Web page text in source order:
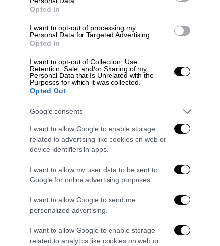
Opted In
I want to opt-out of processing my
Personal Data for Targeted Advertising.
Opted In
I want to opt-out of Collection, Use,
Retention, Sale, and/or Sharing of my
Personal Data that Is Unrelated with the
Purposes for which it was collected.
Opted Out
Google consents
I want to allow Google to enable storage
related to advertising like cookies on web or
device identifiers in apps.
I want to allow my user data to be sent to
Google for online advertising purposes.
I want to allow Google to send me
personalized advertising.
I want to allow Google to enable storage
related to analytics like cookies on web or
Άνεμοι: Μεταβλητοί ασθενείς 2 με 3 μποφόρ,
από το μεσημέρι θα πνέουν από βόρειες
διευθύνσεις 3 με 4 και βαθμιαία έως 5
Θερμοκρασία: Από 06 έως 16 βαθμούς
Κελσίου.
ΜΑΚΕΔΟΝΙΑ, ΘΡΑΚΗ
Καιρός: Γενικά αίθριος με λίγες τοπικές
νεφώσεις τις πρωινές ώρες.
Άνεμοι: Μεταβλητοί ασθενείς 2 με 3 μποφόρ,
από το μεσημέρι θα πνέουν από βόρειες
διευθύνσεις 3 με 4 και βαθμιαία έως 5
μποφόρ.
Θερμοκρασία: Από 05 έως 16 βαθμούς
Κελσίου. Στη δυτική Μακεδονία η ελάχιστη
3 με 4 βαθμούς χαμηλότερη.